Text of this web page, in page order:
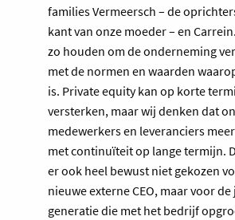
families Vermeersch – de
kant van onze moeder – en
zo houden om de onderneming
met de normen en waarden
is. Private equity kan op korte
versterken, maar wij denken dat
medewerkers en leveranciers
met continuïteit op lange termijn.
er ook heel bewust niet gekozen
nieuwe externe CEO, maar voor
generatie die met het bedrijf